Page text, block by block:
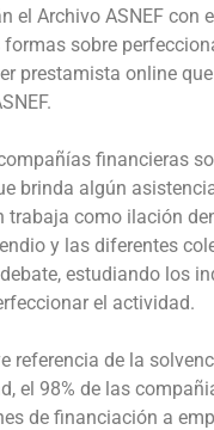
el Archivo ASNEF con
formas sobre
prestamista online
financieras
brinda algún
trabaja como ilación
y las diferentes
estudiando los
el actividad.
referencia de la
el 98% de las
de financiación a